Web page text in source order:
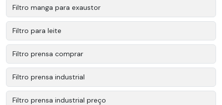
Filtro manga para exaustor
Filtro para leite
Filtro prensa comprar
Filtro prensa industrial
Filtro prensa industrial preço